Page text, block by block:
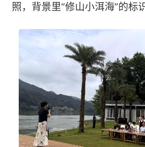
照，背景里“修山小洱海”的标